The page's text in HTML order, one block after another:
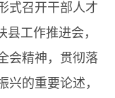
式召开干部人才
工作推进会，
会精神，贯彻落
兴的重要论述，